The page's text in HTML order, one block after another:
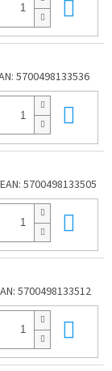
5700498133536
EAN: 5700498133505
5700498133512